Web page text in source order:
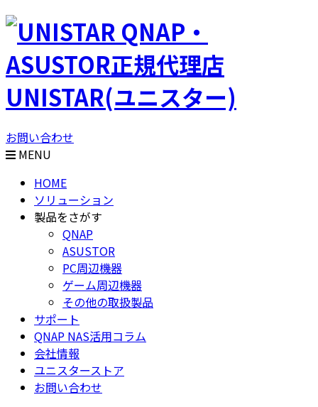
QNAP・
ASUSTOR正規代理店
UNISTAR(ユニスター)
お問い合わせ
MENU
HOME
ソリューション
製品をさがす
QNAP
ASUSTOR
PC周辺機器
ゲーム周辺機器
その他の取扱製品
サポート
QNAP NAS活用コラム
会社情報
ユニスターストア
お問い合わせ